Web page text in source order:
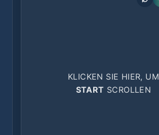
KLICKEN SIE HIER, UM
START SCROLLEN